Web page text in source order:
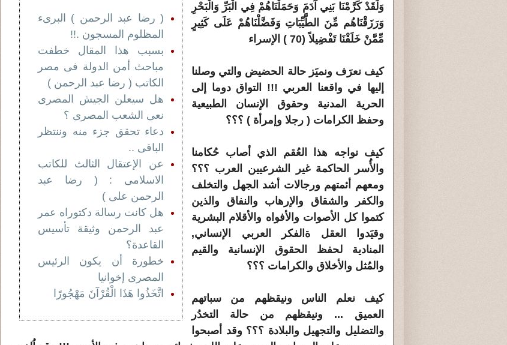
( رضا عبد الرحمن ) البرىء
المظلوم المسجون .!!
بسبب هذا المقال خطفت
مباحث أمن الدولة فى مصر
الكاتب ( رضا عبد الرحمن )
هل سيعلن الجيش المصرى
نعى الشعب المصرى ؟
دعاء تحقق جزء منه وننتظر
الباقى ..
عن الإعتقال الثالث للكاتب
الاسلامى : ( رضا عبد
الرحمن على )
هل كانت رسالة دكتوراه عمر
عبد الرحمن وثيقة تأسيس
القاعدة؟
خطورة أن يكون الرئيس
المصرى إخوانيا
اتَّخَذُوا هَذَا الْقُرْآنَ مَهْجُورًا
وَلَقَدْ كَرَّمْنَا بَنِي آدَمَ وَحَمَلْنَاهُمْ فِي الْبَرِّ وَالْبَحْرِ
وَرَزَقْنَاهُم مِّنَ الطَّيِّبَاتِ وَفَضَّلْنَاهُمْ عَلَى كَثِيرٍ
مِّمَّنْ خَلَقْنَا تَفْضِيلاً (70 ) الإسراء
كيف نعرَف ونميَز حالة الحضيض والتي وصلنا
إليها في واقعنا العربي !!! التواق دوما إلى
الحرية المدنية وحقوق الإنسان الطبيعية
وحفظ الكرامات ( رجلا وإمرأة ) ؟؟؟
كيف نواجه هذا العُقم الذي أصاب حُكامنا
والأُسر الحاكمة غير الشرعيين العرب ؟؟؟
ومعهم أئمتهم ورجالات أشد الجهل والتخلف
والكفر والشقاق والإرهاب والنفاق والذين
كتموا كل الأصوات والأفواه والأقلام البشرية
وقيَدوا العقل ةالفكر العربي الإنساني,
المنادية لحفظ الحقوق الإنسانية والقيم
والمُثل والأخلاق والكرامات ؟؟؟
كيف نعلم الناس ونيقظهم من سباتهم
العميق ... ونيقظهم من حالة التخدُر
والتضليل والتجهيل والبلادة ؟؟؟ وقد أصبحوا